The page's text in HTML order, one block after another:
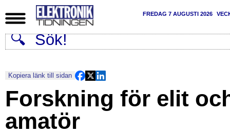
FREDAG 7 AUGUSTI 2026
Kopiera länk till sidan
Forskning för elit
amatör